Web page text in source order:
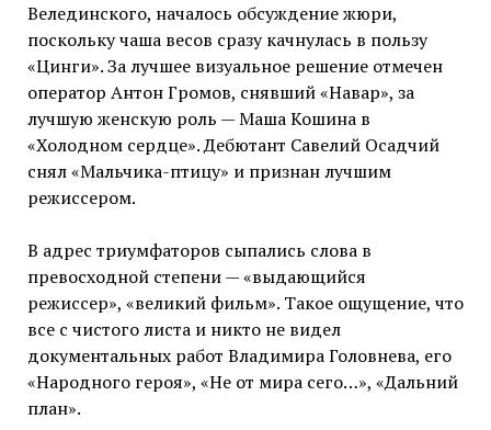
Велединского, началось обсуждение жюри,
поскольку чаша весов сразу качнулась в пользу
«Цинги». За лучшее визуальное решение отмечен
оператор Антон Громов, снявший «Навар», за
лучшую женскую роль — Маша Кошина в
«Холодном сердце». Дебютант Савелий Осадчий
снял «Мальчика-птицу» и признан лучшим
режиссером.
В адрес триумфаторов сыпались слова в
превосходной степени — «выдающийся
режиссер», «великий фильм». Такое ощущение, что
все с чистого листа и никто не видел
документальных работ Владимира Головнева, его
«Народного героя», «Не от мира сего…», «Дальний
план».